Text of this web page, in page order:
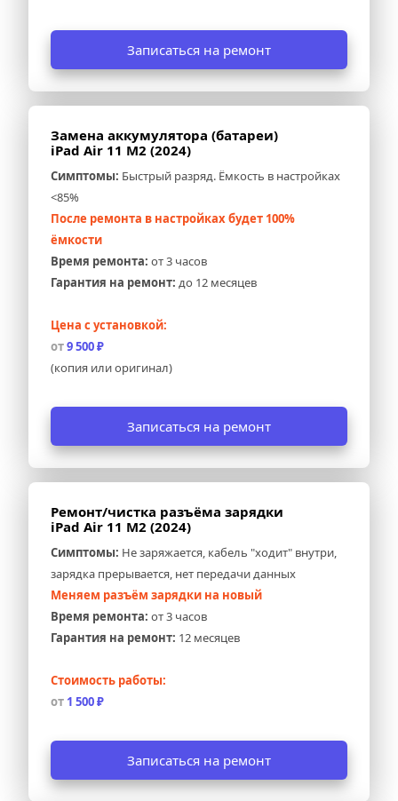
Записаться на ремонт
Замена аккумулятора (батареи)
iPad Air 11 M2 (2024)
Симптомы: Быстрый разряд. Ёмкость в настройках
<85%
После ремонта в настройках будет 100%
ёмкости
Время ремонта: от 3 часов
Гарантия на ремонт: до 12 месяцев
Цена с установкой:
от 9 500 ₽
(копия или оригинал)
Записаться на ремонт
Ремонт/чистка разъёма зарядки
iPad Air 11 M2 (2024)
Симптомы: Не заряжается, кабель "ходит" внутри,
зарядка прерывается, нет передачи данных
Меняем разъём зарядки на новый
Время ремонта: от 3 часов
Гарантия на ремонт: 12 месяцев
Стоимость работы:
от 1 500 ₽
Записаться на ремонт